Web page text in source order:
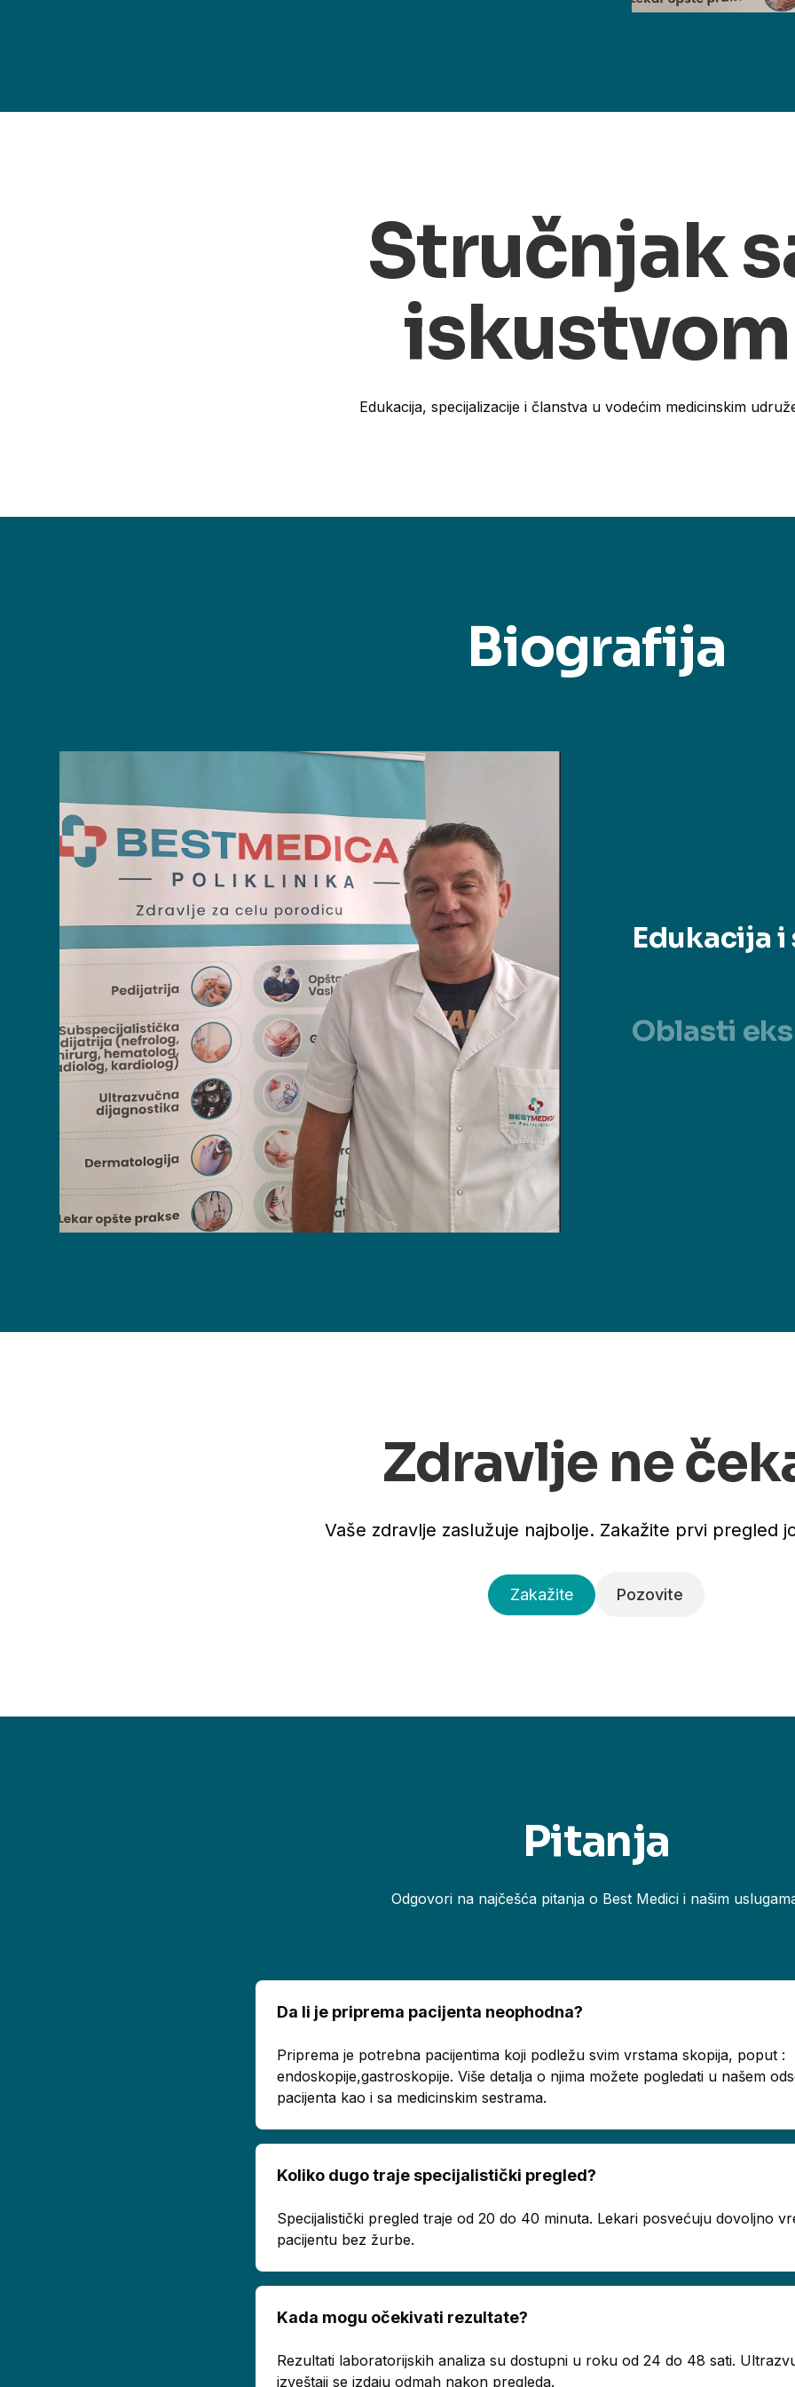
Stručnjak
iskustvom
Edukacija, specijalizacije i članstva u vodećim medicinskim
Biografija
Edukacija
Oblasti
Zdravlje ne
Vaše zdravlje zaslužuje najbolje. Zakažite prvi pregled
Zakažite Pozovite
Pitanja
Odgovori na najčešća pitanja o Best Medici i našim
Da li je priprema pacijenta neophodna?
Priprema je potrebna pacijentima koji podležu svim vrstama skopija, poput :
endoskopije,gastroskopije. Više detalja o njima možete pogledati u našem
pacijenta kao i sa medicinskim sestrama.
Koliko dugo traje specijalistički pregled?
Specijalistički pregled traje od 20 do 40 minuta. Lekari posvećuju dovoljno
pacijentu bez žurbe.
Kada mogu očekivati rezultate?
Rezultati laboratorijskih analiza su dostupni u roku od 24 do 48 sati.
izveštaji se izdaju odmah nakon pregleda.